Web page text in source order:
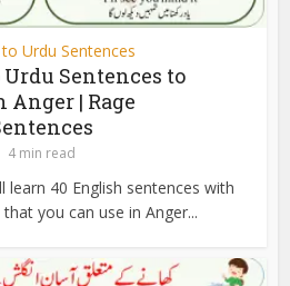
to Urdu Sentences
Sentences to
Anger | Rage
4 min read
learn 40 English sentences with
you can use in Anger...